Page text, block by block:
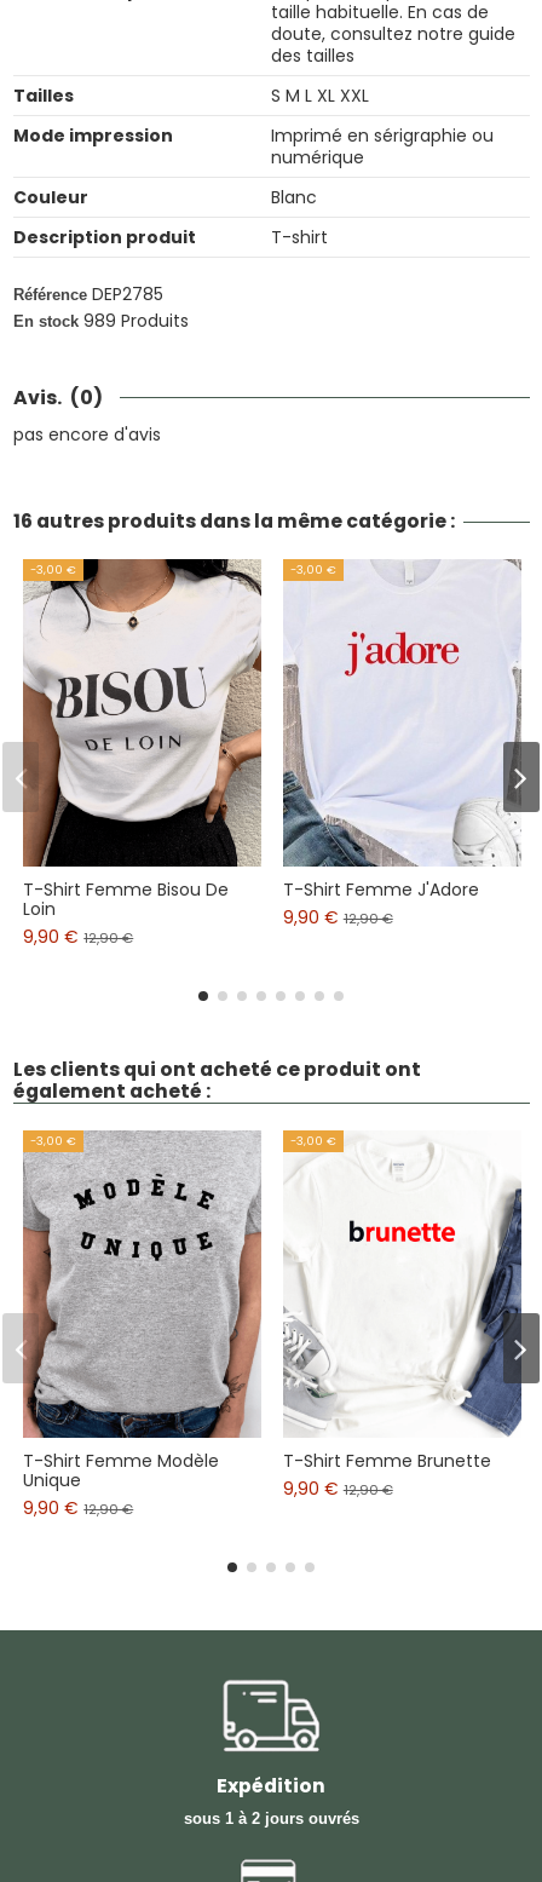
taille habituelle. En cas de
doute, consultez notre guide
des tailles
Tailles
S M L XL XXL
Mode impression
Imprimé en sérigraphie ou
numérique
Couleur
Blanc
Description produit
T-shirt
Référence DEP2785
En stock 989 Produits
Avis. (0)
pas encore d'avis
16 autres produits dans la même catégorie :
-3,00 €
T-Shirt Femme Bisou De
Loin
9,90 €12,90 €
-3,00 €
T-Shirt Femme J'Adore
9,90 €12,90 €
Les clients qui ont acheté ce produit ont
également acheté :
-3,00 €
T-Shirt Femme Modèle
Unique
9,90 €12,90 €
-3,00 €
T-Shirt Femme Brunette
9,90 €12,90 €
Expédition
sous 1 à 2 jours ouvrés